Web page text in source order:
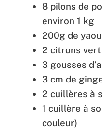
8 pilons de
environ 1 kg
200g de
2 citrons
3 gousses
3 cm de
2 cuillères à
1 cuillère à
couleur)